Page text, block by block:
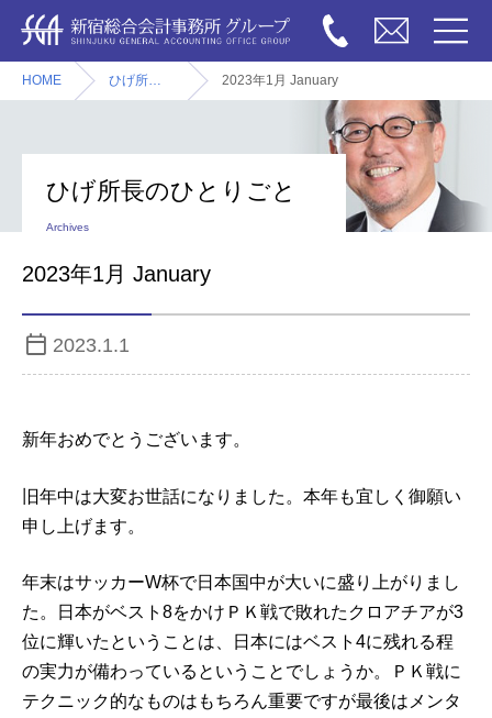
HOME ひげ所長のひとりごと 2023年1月 January
ひげ所長のひとりごと
Archives
2023年1月 January
2023.1.1
新年おめでとうございます。
旧年中は大変お世話になりました。本年も宜しく御願い
申し上げます。
年末はサッカーW杯で日本国中が大いに盛り上がりまし
た。日本がベスト8をかけＰＫ戦で敗れたクロアチアが3
位に輝いたということは、日本にはベスト4に残れる程
の実力が備わっているということでしょうか。ＰＫ戦に
テクニック的なものはもちろん重要ですが最後はメンタ